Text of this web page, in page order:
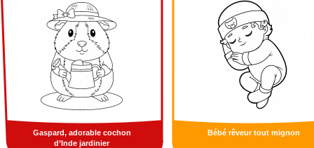
Gaspard, adorable cochon
d’Inde jardinier
Bébé rêveur tout mignon